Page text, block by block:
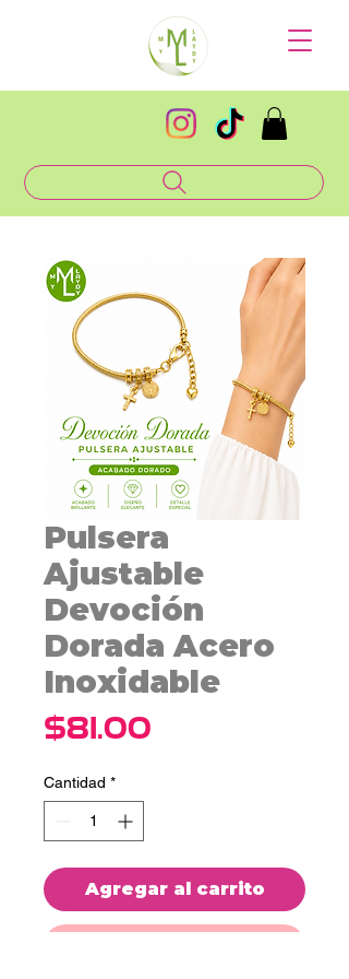
Pulsera
Ajustable
Devoción
Dorada Acero
Inoxidable
$81.00
Cantidad *
Agregar al carrito